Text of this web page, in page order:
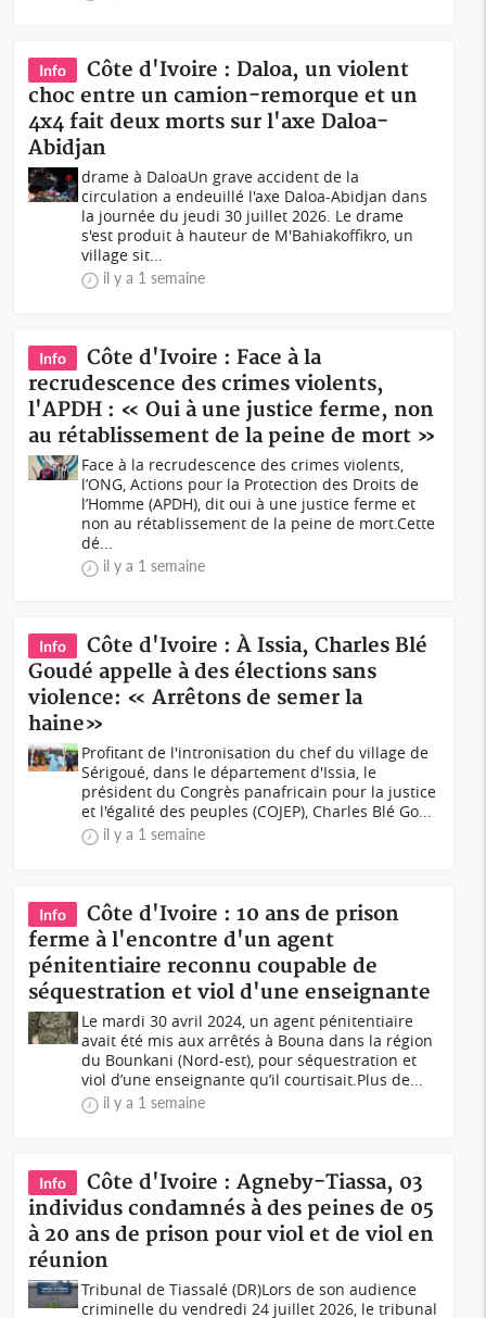
Info
Côte d'Ivoire : Daloa, un violent
choc entre un camion-remorque et un
4x4 fait deux morts sur l'axe Daloa-
Abidjan
drame à DaloaUn grave accident de la
circulation a endeuillé l'axe Daloa-Abidjan dans
la journée du jeudi 30 juillet 2026. Le drame
s'est produit à hauteur de M'Bahiakoffikro, un
village sit...
il y a 1 semaine
Info
Côte d'Ivoire : Face à la
recrudescence des crimes violents,
l'APDH : « Oui à une justice ferme, non
au rétablissement de la peine de mort »
Face à la recrudescence des crimes violents,
l’ONG, Actions pour la Protection des Droits de
l’Homme (APDH), dit oui à une justice ferme et
non au rétablissement de la peine de mort.Cette
dé...
il y a 1 semaine
Info
Côte d'Ivoire : À Issia, Charles Blé
Goudé appelle à des élections sans
violence: « Arrêtons de semer la
haine»
Profitant de l'intronisation du chef du village de
Sérigoué, dans le département d'Issia, le
président du Congrès panafricain pour la justice
et l'égalité des peuples (COJEP), Charles Blé Go...
il y a 1 semaine
Info
Côte d'Ivoire : 10 ans de prison
ferme à l'encontre d'un agent
pénitentiaire reconnu coupable de
séquestration et viol d'une enseignante
Le mardi 30 avril 2024, un agent pénitentiaire
avait été mis aux arrêtés à Bouna dans la région
du Bounkani (Nord-est), pour séquestration et
viol d’une enseignante qu’il courtisait.Plus de...
il y a 1 semaine
Info
Côte d'Ivoire : Agneby-Tiassa, 03
individus condamnés à des peines de 05
à 20 ans de prison pour viol et de viol en
réunion
Tribunal de Tiassalé (DR)Lors de son audience
criminelle du vendredi 24 juillet 2026, le tribunal